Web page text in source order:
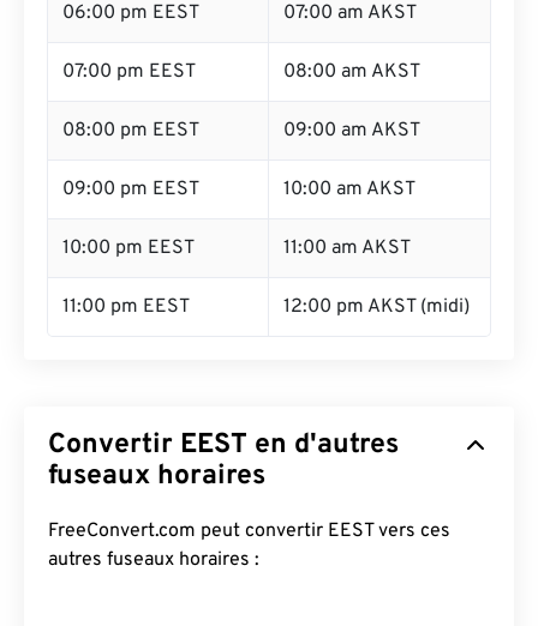
06:00 pm EEST 07:00 am AKST
07:00 pm EEST 08:00 am AKST
08:00 pm EEST 09:00 am AKST
09:00 pm EEST 10:00 am AKST
10:00 pm EEST 11:00 am AKST
11:00 pm EEST 12:00 pm AKST (midi)
Convertir EEST en d'autres
fuseaux horaires
FreeConvert.com peut convertir EEST vers ces
autres fuseaux horaires :